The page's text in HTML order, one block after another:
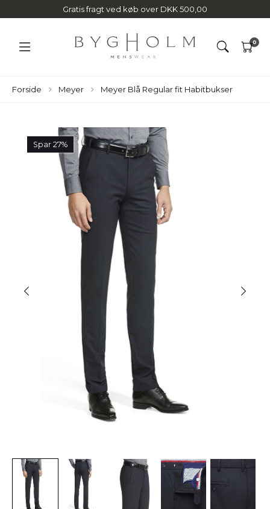
Gratis fragt ved køb over DKK 500,00
0
Forside Meyer Meyer Blå Regular fit Habitbukser
Spar 27%